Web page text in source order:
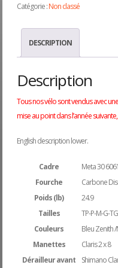
Catégorie :Non classé
DESCRIPTION
Description
Tous nos vélo sont vendus avec
mise au point dans l’année
English description lower.
Cadre
Meta 30
Fourche
Carbone
Poids (lb)
24.9
Tailles
TP-P-M-G-
Couleurs
Bleu Zenith
Manettes
Claris 2 x 8
Dérailleur avant
Shimano